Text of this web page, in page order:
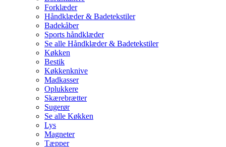
Forklæder
Håndklæder & Badetekstiler
Badekåber
Sports håndklæder
Se alle Håndklæder & Badetekstiler
Køkken
Bestik
Køkkenknive
Madkasser
Oplukkere
Skærebrætter
Sugerør
Se alle Køkken
Lys
Magneter
Tæpper